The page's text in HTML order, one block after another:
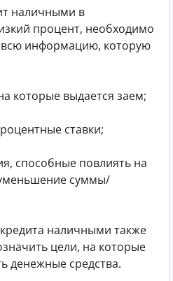
наличными в
процент, необходимо
всю информацию, которую
которые выдается заем;
ставки;
способные повлиять на
суммы/
наличными также
цели, на которые
денежные средства.